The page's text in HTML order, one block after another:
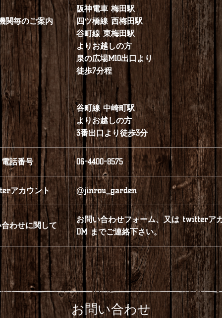
関毎のご案内
阪神電車 梅田駅
四ツ橋線 西梅田駅
谷町線 東梅田駅
よりお越しの方
泉の広場M10出口より
徒歩7分程
谷町線 中崎町駅
よりお越しの方
3番出口より徒歩3分
電話番号 06-4400-8575
アカウント @jinrou_garden
わせに関して
お問い合わせフォーム、又は twitterア
DM までご連絡下さい。
お問い合わせ